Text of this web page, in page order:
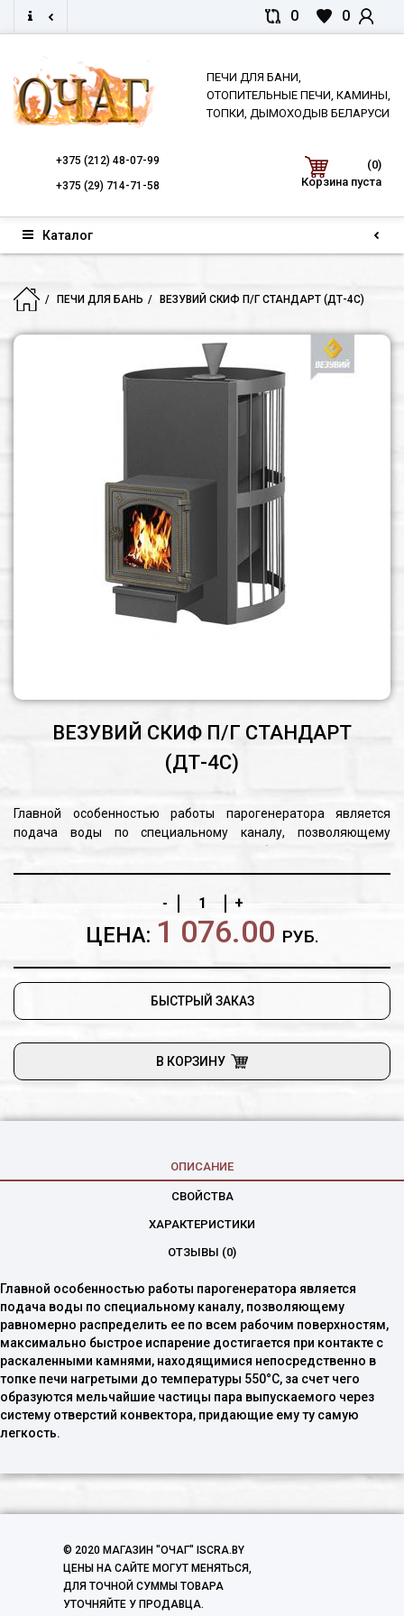
0 0
ПЕЧИ ДЛЯ БАНИ,
ОТОПИТЕЛЬНЫЕ ПЕЧИ, КАМИНЫ,
ТОПКИ, ДЫМОХОДЫВ БЕЛАРУСИ
+375 (212) 48-07-99
+375 (29) 714-71-58
(0)
Корзина пуста
Каталог
ПЕЧИ ДЛЯ БАНЬ ВЕЗУВИЙ СКИФ П/Г СТАНДАРТ (ДТ-4С)
ВЕЗУВИЙ СКИФ П/Г СТАНДАРТ
(ДТ-4С)
Главной особенностью работы парогенератора является
подача воды по специальному каналу, позволяющему
максимально быстрое испарение достигается при контакте с
топке печи нагретыми до температуры 550°С, за счет чего
образуются мельчайшие частицы пара выпускаемого через
систему отверстий конвектора, придающие ему ту самую
легкость.
+
-
ЦЕНА: 1 076.00 РУБ.
БЫСТРЫЙ ЗАКАЗ
В КОРЗИНУ
ОПИСАНИЕ
СВОЙСТВА
ХАРАКТЕРИСТИКИ
ОТЗЫВЫ (0)
Главной особенностью работы парогенератора является
подача воды по специальному каналу, позволяющему
равномерно распределить ее по всем рабочим поверхностям,
максимально быстрое испарение достигается при контакте с
раскаленными камнями, находящимися непосредственно в
топке печи нагретыми до температуры 550°С, за счет чего
образуются мельчайшие частицы пара выпускаемого через
систему отверстий конвектора, придающие ему ту самую
легкость.
© 2020 МАГАЗИН "ОЧАГ" ISCRA.BY
ЦЕНЫ НА САЙТЕ МОГУТ МЕНЯТЬСЯ,
ДЛЯ ТОЧНОЙ СУММЫ ТОВАРА
УТОЧНЯЙТЕ У ПРОДАВЦА.